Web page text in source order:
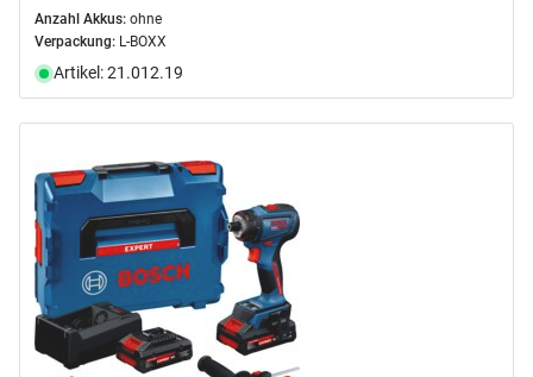
Anzahl Akkus: ohne
Verpackung: L-BOXX
Artikel: 21.012.19